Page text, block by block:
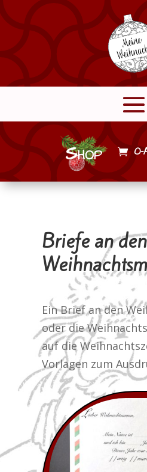
Shop 0-
Briefe an den
Ein Brief an den
oder die
auf die
Vorlagen zum